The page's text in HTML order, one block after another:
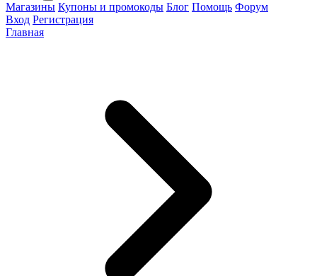
Магазины Купоны и промокоды Блог Помощь Форум
Вход Регистрация
Главная